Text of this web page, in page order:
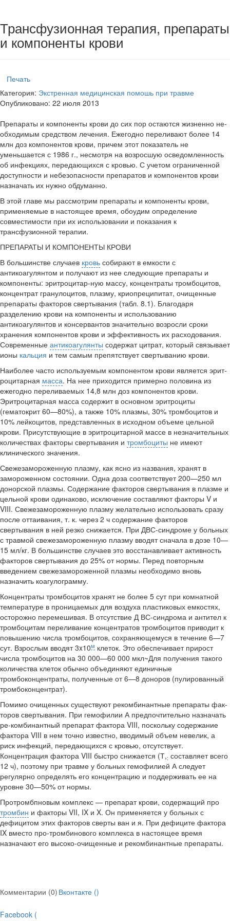
Трансфузионная терапия, препараты
и компоненты крови
Печать
Категория: Экстренная медицинская помошь при травме
Опубликовано: 22 июля 2013
Препараты и компоненты крови до сих пор остаются жизненно не­
обходимым средством лечения. Ежегодно переливают более 14
млн доз компонентов крови, причем этот показатель не
уменьшается с 1986 г., несмотря на возросшую осведомленность
об инфекциях, пе­редающихся с кровью. С учетом ограниченной
доступности и небе­зопасности препаратов и компонентов крови
назначать их нужно обдуманно.
В этой главе мы рассмотрим препараты и компоненты крови,
приме­няемые в настоящее время, обоудим определение
совместимости при их использовании и показания к
трансфузионной терапии.
ПРЕПАРАТЫ И КОМПОНЕНТЫ КРОВИ
В большинстве случаев кровь собирают в емкости с
антикоагулянтом и получают из нее следующие препараты и
компоненты: эритроцитар-ную массу, концентраты тромбоцитов,
концентрат гранулоцитов, плазму, криопреципитат, очищенные
препараты факторов свертыва­ния (табл. 8.1). Благодаря
разделению крови на компоненты и исполь­зованию
антикоагулянтов и консервантов значительно возросли сроки
хранения компонентов крови и эффективность их расходования.
Со­временные антикоагулянты содержат цитрат, который связывает
ионы кальция и тем самым препятствует свертыванию крови.
Наиболее часто используемым компонентом крови является эрит-
роцитарная масса. На нее приходится примерно половина из
ежегодно переливаемых 14,8 млн доз компонентов крови.
Эритроцитарная масса содержит в основном эритроциты
(гематокрит 60—80%), а также 10% плазмы, 30% тромбоцитов и
10% лейкоцитов, представленных в исход­ном объеме цельной
крови. Присутствующие в эритроцитарной массе в незначительных
количествах факторы свертывания и тромбоциты не имеют
клинического значения.
Свежезамороженную плазму, как ясно из названия, хранят в
заморо­женном состоянии. Одна доза соответствует 200—250 мл
донорской плазмы. Содержание факторов свертывания в плазме и
цельной крови одинаково, исключение составляют факторы V и
VIII. Свежезаморо­женную плазму желательно использовать сразу
после оттаивания, т. к. через 2 ч содержание факторов
свертывания в ней резко снижается. При ДВС-синдроме у больных
с травмой свежезамороженную плазму вводят сначала в дозе 10—
15 мл/кг. В большинстве случаев это восста­навливает активность
факторов свертывания до 25% от нормы. Перед повторным
введением свежезамороженной плазмы необходимо вновь
назначить коагулограмму.
Концентраты тромбоцитов хранят не более 5 сут при комнатной
тем­пературе в проницаемых для воздуха пластиковых емкостях,
осторож­но перемешивая. В отсутствие Д ВС-синдрома и антител к
тромбоци­там переливание концентратов тромбоцитов приводит к
повышению числа тромбоцитов, сохраняющемуся в течение 6—7
сут. Взрослым вводят 3x10м клеток. Это обеспечивает прирост
числа тромбоцитов на 30 000—60 000 мкл~Для получения такого
количества клеток обычно объединяют единичные
тромбоконцентраты, полученные от 6—8 до­норов (пулированный
тромбоконцентрат).
Помимо очищенных существуют рекомбинантные препараты фак­
торов свертывания. При гемофилии А предпочтительно назначать
ре-комбинантный препарат фактора VIII, поскольку содержание
факто­ра VIII в нем точно известно, вводимый объем невелик, а
риск инфек­ций, передающихся с кровью, отсутствует.
Концентрация фактора VIII быстро снижается (Т,: составляет всего
12 ч), поэтому при травме у больных гемофилией А следует
регулярно определять его концентра­цию и поддерживать ее на
уровне 30—50% от нормы.
Протромбпновым комплекс — препарат крови, содержащий про­
тромбин и факторы VII, IX и X. Он применяется у больных с
дефици­том этих факторов сверты ван и я. При дефиците фактора
IX вместо про-тромбинового комплекса в настоящее время
назначают его высоко-очищенные и рекомбинантные препараты.
Комментарии (0) Вконтакте ()
Facebook (